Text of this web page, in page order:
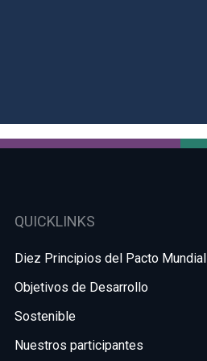
QUICKLINKS
Diez Principios del Pacto Mundial
Objetivos de Desarrollo
Sostenible
Nuestros participantes